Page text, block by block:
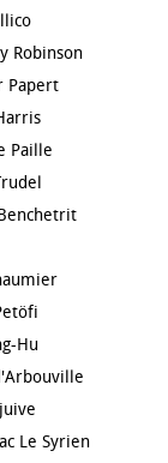
Robinson
Papert
Paille
Hu
juive
Le Syrien